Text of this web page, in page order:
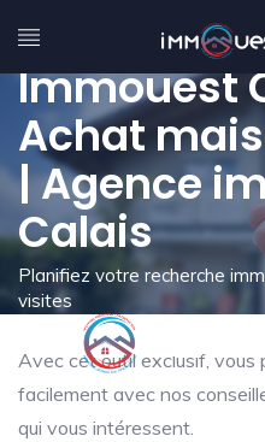
Mon
Immouest
Achat
| Agence
Calais
Planifiez votre recherche
visites
Avec cet outil exclusif, vous
facilement avec nos
qui vous intéressent.